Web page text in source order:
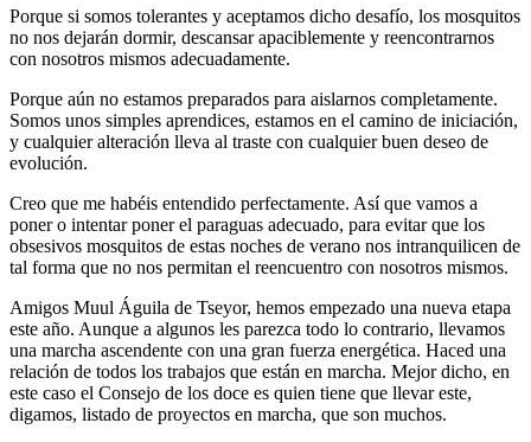
Porque si somos tolerantes y aceptamos dicho desafío, los mosquitos
no nos dejarán dormir, descansar apaciblemente y reencontrarnos
con nosotros mismos adecuadamente.
Porque aún no estamos preparados para aislarnos completamente.
Somos unos simples aprendices, estamos en el camino de iniciación,
y cualquier alteración lleva al traste con cualquier buen deseo de
evolución.
Creo que me habéis entendido perfectamente. Así que vamos a
poner o intentar poner el paraguas adecuado, para evitar que los
obsesivos mosquitos de estas noches de verano nos intranquilicen de
tal forma que no nos permitan el reencuentro con nosotros mismos.
Amigos Muul Águila de Tseyor, hemos empezado una nueva etapa
este año. Aunque a algunos les parezca todo lo contrario, llevamos
una marcha ascendente con una gran fuerza energética. Haced una
relación de todos los trabajos que están en marcha. Mejor dicho, en
este caso el Consejo de los doce es quien tiene que llevar este,
digamos, listado de proyectos en marcha, que son muchos.